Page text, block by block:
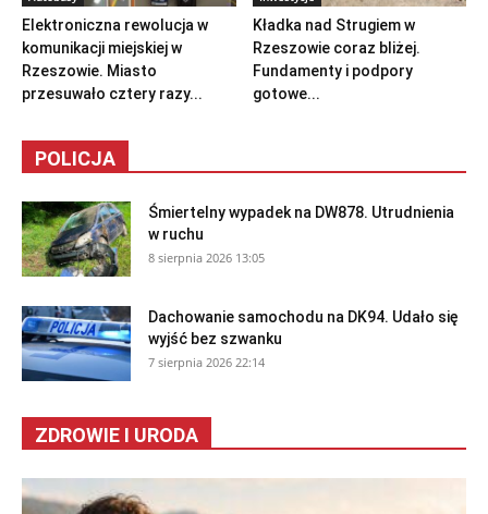
Elektroniczna rewolucja w
komunikacji miejskiej w
Rzeszowie. Miasto
przesuwało cztery razy...
Kładka nad Strugiem w
Rzeszowie coraz bliżej.
Fundamenty i podpory
gotowe...
POLICJA
Śmiertelny wypadek na DW878. Utrudnienia
w ruchu
8 sierpnia 2026 13:05
Dachowanie samochodu na DK94. Udało się
wyjść bez szwanku
7 sierpnia 2026 22:14
ZDROWIE I URODA